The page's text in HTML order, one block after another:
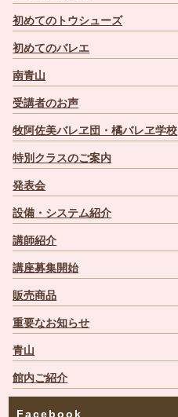
初めてのトウシューズ
初めてのバレエ
南青山
受講者のお声
牧阿佐美バレヱ団・橘バレヱ学校
特別クラスのご案内
発表会
設備・システム紹介
講師紹介
講座募集開始
販売商品
重要なお知らせ
青山
館内ご紹介
Facebook